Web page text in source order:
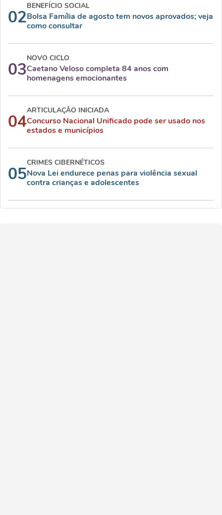
02
BENEFÍCIO SOCIAL
Bolsa Família de agosto tem novos aprovados; veja
como consultar
03
NOVO CICLO
Caetano Veloso completa 84 anos com
homenagens emocionantes
04
ARTICULAÇÃO INICIADA
Concurso Nacional Unificado pode ser usado nos
estados e municípios
05
CRIMES CIBERNÉTICOS
Nova Lei endurece penas para violência sexual
contra crianças e adolescentes